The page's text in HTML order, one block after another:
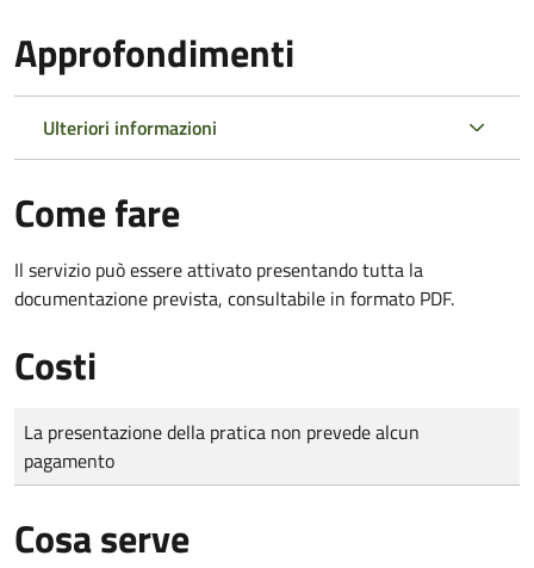
Approfondimenti
Ulteriori informazioni
Come fare
Il servizio può essere attivato presentando tutta la
documentazione prevista, consultabile in formato PDF.
Costi
Tipo di pagamento
Importo
La presentazione della pratica non prevede alcun
pagamento
Cosa serve